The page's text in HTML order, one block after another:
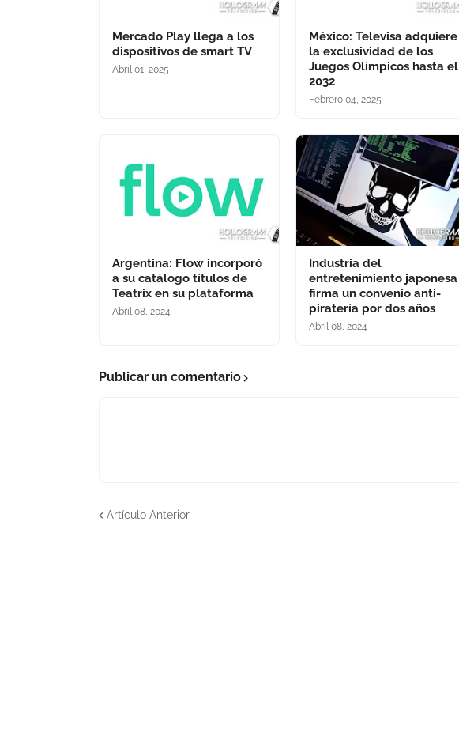
Mercado Play llega a los
dispositivos de smart TV
Abril 01, 2025
México: Televisa adquiere
la exclusividad de los
Juegos Olímpicos hasta el
2032
Febrero 04, 2025
Argentina: Flow incorporó
a su catálogo títulos de
Teatrix en su plataforma
Abril 08, 2024
Industria del
entretenimiento japonesa
firma un convenio anti-
piratería por dos años
Abril 08, 2024
Publicar un comentario
Artículo Anterior